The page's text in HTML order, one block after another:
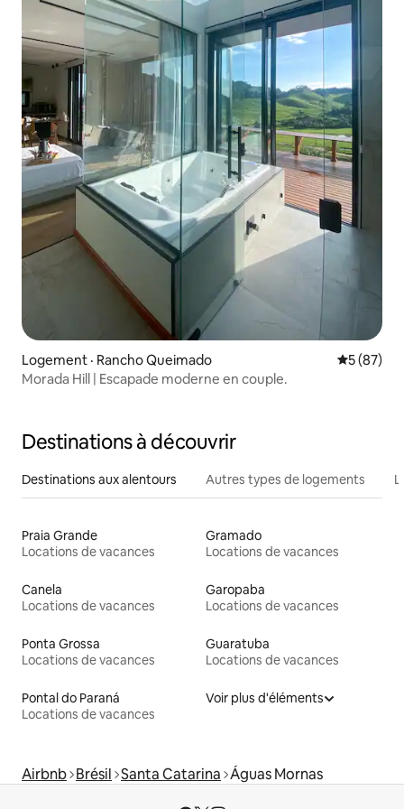
Logement · Rancho Queimado Note
5 (87)
Morada Hill | Escapade moderne en couple.
Destinations à découvrir
Destinations aux alentours Autres types de logements
Praia Grande
Locations de vacances
Gramado
Locations de vacances
Canela
Locations de vacances
Garopaba
Locations de vacances
Ponta Grossa
Locations de vacances
Guaratuba
Locations de vacances
Pontal do Paraná
Locations de vacances
Voir plus d'éléments
Airbnb Brésil Santa Catarina Águas Mornas